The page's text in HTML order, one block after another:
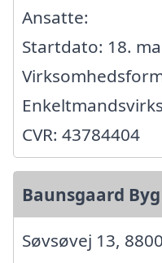
Ansatte:
Startdato: 18.
CVR: 43784404
Baunsgaard Byg
Søvsøvej 13,